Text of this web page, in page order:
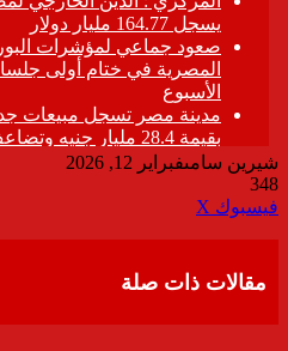
شيرين سامىفبراير 12, 2026
348
فيسبوك ‫X
مقالات ذات صلة